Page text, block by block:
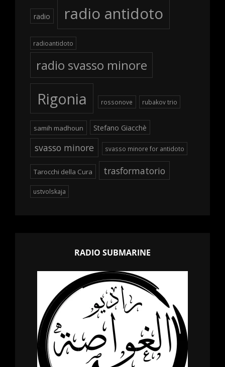
radio radio antidoto
radioantidoto
radio svasso minore
Rigonia rossonove rubakov trio
samih madhoun Stefano Giacchè
svasso minore svasso minore for antidoto
Tarocchi della Cura trasformatorio
ustvolskaja
RADIO SUBMARINE